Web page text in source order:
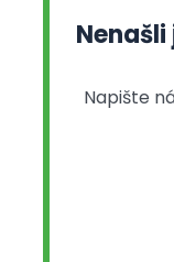
Napište